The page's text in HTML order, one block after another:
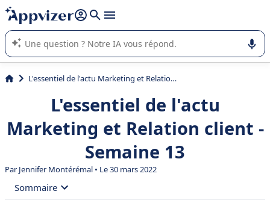
répondre (plusieurs lignes avec
L'IA de Appvizer vous guide dans l'utilisation ou la sélection de
logiciel SaaS en entreprise.
L'essentiel de l'actu Marketing et Relation client - Semaine 13
L'essentiel de l'actu
Marketing et Relation client -
Semaine 13
ParJennifer Montérémal • Le 30 mars 2022
Sommaire